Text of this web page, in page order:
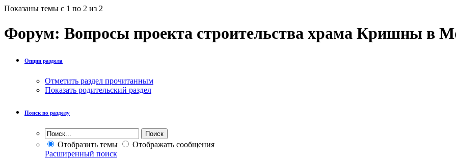
Показаны темы с 1 по 2 из 2
Форум: Вопросы проекта строительства храма Кришны в
Опции раздела
Отметить раздел прочитанным
Показать родительский раздел
Поиск по разделу
Отобразить темы
Отображать сообщения
Расширенный поиск